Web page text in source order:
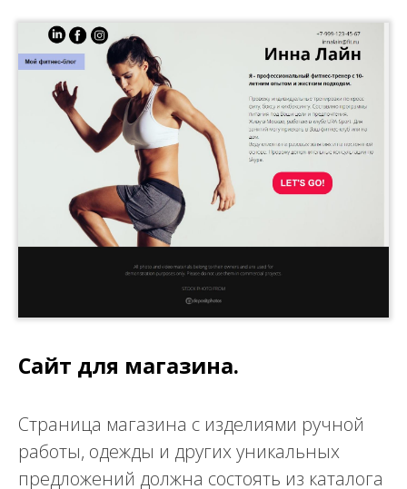
Сайт для магазина.
Страница магазина с изделиями ручной
работы, одежды и других уникальных
предложений должна состоять из каталога